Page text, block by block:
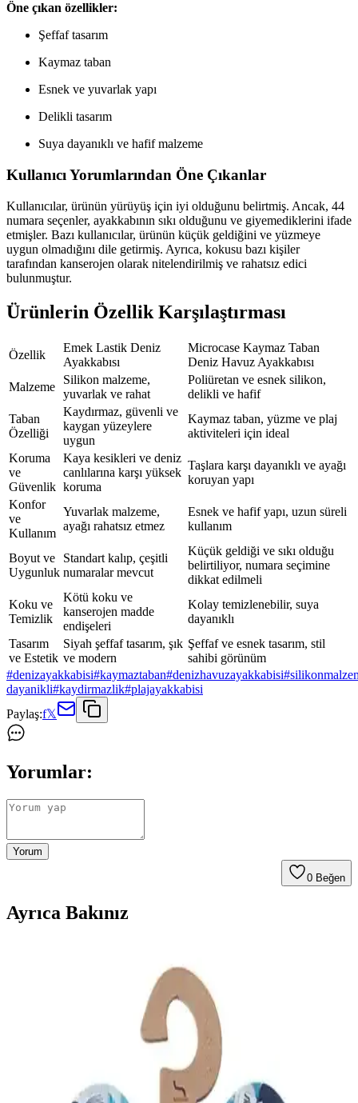
Öne çıkan özellikler:
Şeffaf tasarım
Kaymaz taban
Esnek ve yuvarlak yapı
Delikli tasarım
Suya dayanıklı ve hafif malzeme
Kullanıcı Yorumlarından Öne Çıkanlar
Kullanıcılar, ürünün yürüyüş için iyi olduğunu belirtmiş. Ancak, 44
numara seçenler, ayakkabının sıkı olduğunu ve giyemediklerini ifade
etmişler. Bazı kullanıcılar, ürünün küçük geldiğini ve yüzmeye
uygun olmadığını dile getirmiş. Ayrıca, kokusu bazı kişiler
tarafından kanserojen olarak nitelendirilmiş ve rahatsız edici
bulunmuştur.
Ürünlerin Özellik Karşılaştırması
Özellik
Emek Lastik Deniz
Ayakkabısı
Microcase Kaymaz Taban
Deniz Havuz Ayakkabısı
Malzeme
Silikon malzeme,
yuvarlak ve rahat
Poliüretan ve esnek silikon,
delikli ve hafif
Taban
Özelliği
Kaydırmaz, güvenli ve
kaygan yüzeylere
uygun
Kaymaz taban, yüzme ve plaj
aktiviteleri için ideal
Koruma
ve
Güvenlik
Kaya kesikleri ve deniz
canlılarına karşı yüksek
koruma
Taşlara karşı dayanıklı ve ayağı
koruyan yapı
Konfor
ve
Kullanım
Yuvarlak malzeme,
ayağı rahatsız etmez
Esnek ve hafif yapı, uzun süreli
kullanım
Boyut ve
Uygunluk
Standart kalıp, çeşitli
numaralar mevcut
Küçük geldiği ve sıkı olduğu
belirtiliyor, numara seçimine
dikkat edilmeli
Koku ve
Temizlik
Kötü koku ve
kanserojen madde
endişeleri
Kolay temizlenebilir, suya
dayanıklı
Tasarım
ve Estetik
Siyah şeffaf tasarım, şık
ve modern
Şeffaf ve esnek tasarım, stil
sahibi görünüm
#denizayakkabisi#kaymaztaban#denizhavuzayakkabisi#
dayanikli#kaydirmazlik#plajayakkabisi
Paylaş:f𝕏
Yorumlar:
Yorum
0 Beğen
Ayrıca Bakınız
Çocuk ve Yetişkinler İçin Kaydırmaz Deniz
Ayakkabıları Karşılaştırması
İki popüler kaydırmaz deniz ayakkabısını detaylı karşılaştırıyoruz.
Ürünlerin özellikleri, kullanıcı yorumları ve kullanım alanlarıyla en
uygun seçimi yapmanıza yardımcı oluyoruz.
Mars ve Navy Slipstop Kaydırmaz Deniz
Ayakkabıları: Beden Uyumları ve Taban Özellikleri